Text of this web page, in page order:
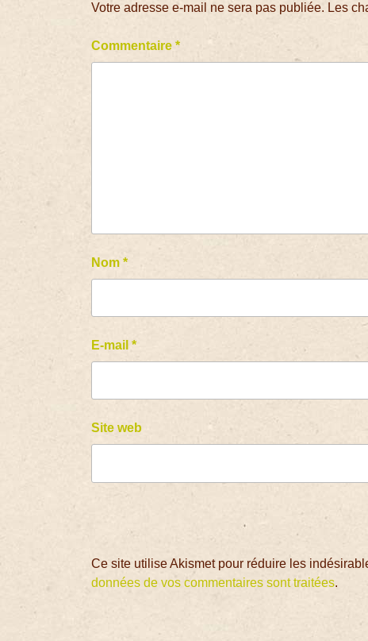
Votre adresse e-mail ne sera pas publiée. Les
Commentaire*
Nom*
E-mail*
Site web
Ce site utilise Akismet pour réduire les
données de vos commentaires sont traitées.